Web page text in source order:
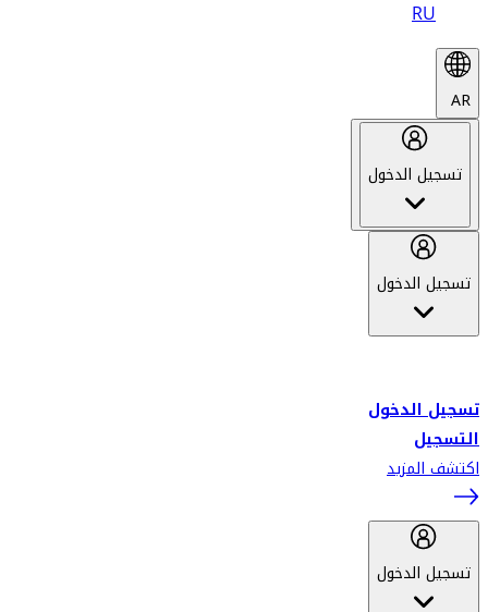
RU
AR
تسجيل الدخول
تسجيل الدخول
تسجيل الدخول
التسجيل
اكتشف المزيد
تسجيل الدخول